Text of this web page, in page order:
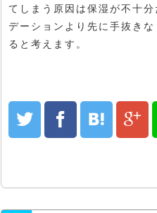
てしまう原因は保湿が不十
デーションより先に手抜き
ると考えます。